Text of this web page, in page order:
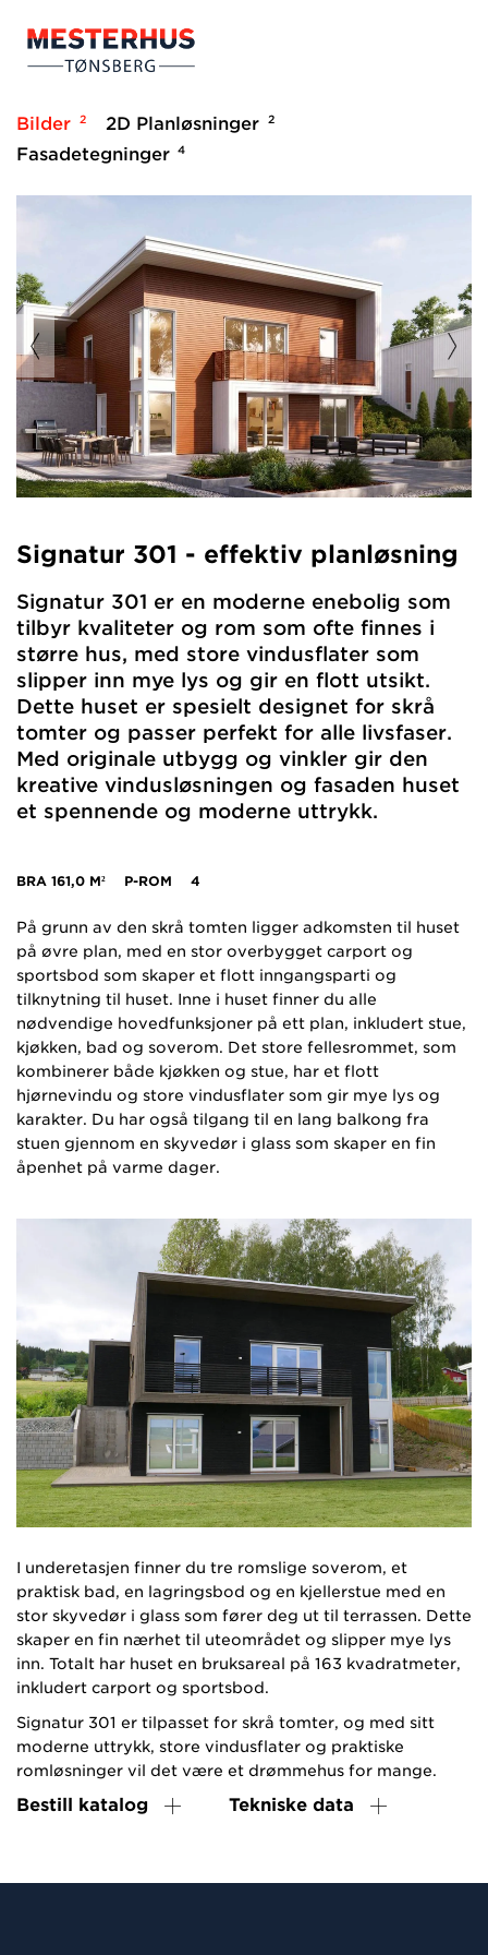
Bilder 2 2D Planløsninger 2
Fasadetegninger 4
Signatur 301 - effektiv planløsning
Signatur 301 er en moderne enebolig som
tilbyr kvaliteter og rom som ofte finnes i
større hus, med store vindusflater som
slipper inn mye lys og gir en flott utsikt.
Dette huset er spesielt designet for skrå
tomter og passer perfekt for alle livsfaser.
Med originale utbygg og vinkler gir den
kreative vindusløsningen og fasaden huset
et spennende og moderne uttrykk.
BRA 161,0 M² P-ROM 4
På grunn av den skrå tomten ligger adkomsten til huset
på øvre plan, med en stor overbygget carport og
sportsbod som skaper et flott inngangsparti og
tilknytning til huset. Inne i huset finner du alle
nødvendige hovedfunksjoner på ett plan, inkludert stue,
kjøkken, bad og soverom. Det store fellesrommet, som
kombinerer både kjøkken og stue, har et flott
hjørnevindu og store vindusflater som gir mye lys og
karakter. Du har også tilgang til en lang balkong fra
stuen gjennom en skyvedør i glass som skaper en fin
åpenhet på varme dager.
I underetasjen finner du tre romslige soverom, et
praktisk bad, en lagringsbod og en kjellerstue med en
stor skyvedør i glass som fører deg ut til terrassen. Dette
skaper en fin nærhet til uteområdet og slipper mye lys
inn. Totalt har huset en bruksareal på 163 kvadratmeter,
inkludert carport og sportsbod.
Signatur 301 er tilpasset for skrå tomter, og med sitt
moderne uttrykk, store vindusflater og praktiske
romløsninger vil det være et drømmehus for mange.
Bestill katalog Tekniske data